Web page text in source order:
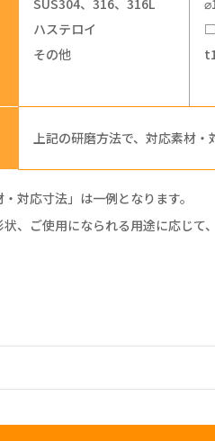
SUS304、316、316L
ハステロイ
その他
上記の研磨方法で、対応素材・
対応寸法」は一例となります。
、ご使用になられる用途に応じて